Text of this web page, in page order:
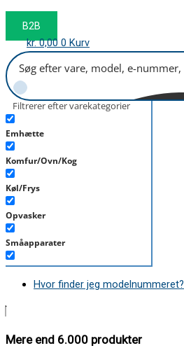
B2B
kr.0,00 0 Kurv
Filtrerer efter varekategorier
Emhætte
Komfur/Ovn/Kog
Køl/Frys
Opvasker
Småapparater
Støvsuger
Hvor finder jeg modelnummeret?
Mere end 6.000 produkter